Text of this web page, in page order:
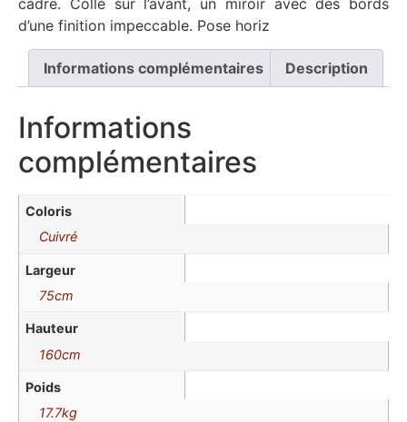
d’une finition impeccable. Pose horiz
Informations complémentaires Description
Informations
complémentaires
Coloris
Cuivré
Largeur
75cm
Hauteur
160cm
Poids
17.7kg